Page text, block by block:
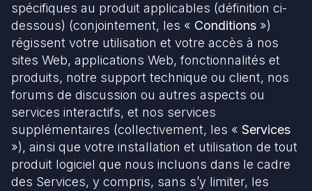
spécifiques au produit applicables (définition ci-
dessous) (conjointement, les « Conditions »)
régissent votre utilisation et votre accès à nos
sites Web, applications Web, fonctionnalités et
produits, notre support technique ou client, nos
forums de discussion ou autres aspects ou
services interactifs, et nos services
supplémentaires (collectivement, les « Services
»), ainsi que votre installation et utilisation de tout
produit logiciel que nous incluons dans le cadre
des Services, y compris, sans s’y limiter, les